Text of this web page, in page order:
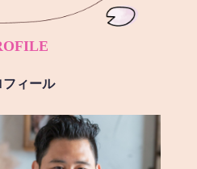
フィール